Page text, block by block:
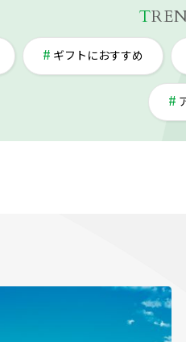
T
ギフトにおすすめ